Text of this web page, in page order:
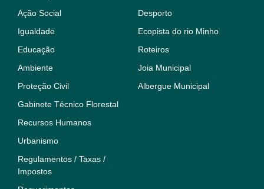
Ação Social
Igualdade
Educação
Ambiente
Proteção Civil
Gabinete Técnico Florestal
Recursos Humanos
Urbanismo
Regulamentos / Taxas /
Impostos
Desporto
Ecopista do rio Minho
Roteiros
Joia Municipal
Albergue Municipal